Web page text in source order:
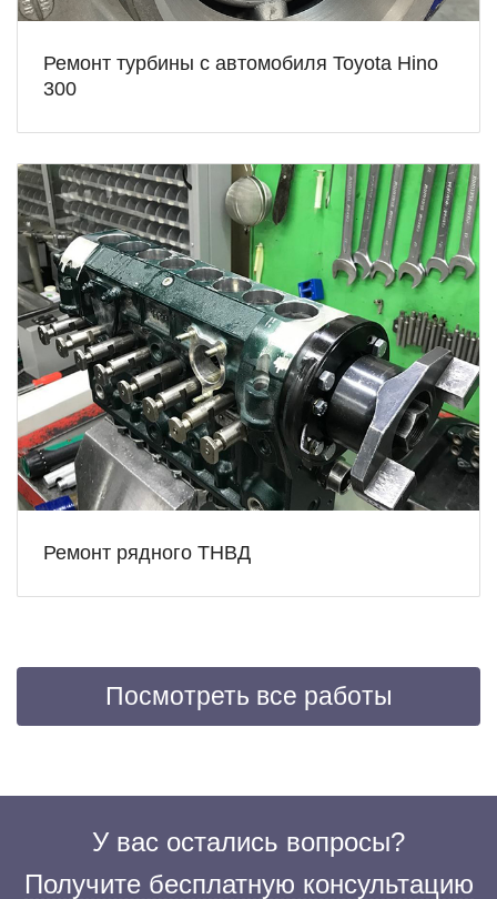
Ремонт турбины с автомобиля Toyota Hino
300
Ремонт рядного ТНВД
Посмотреть все работы
У вас остались вопросы?
Получите бесплатную консультацию